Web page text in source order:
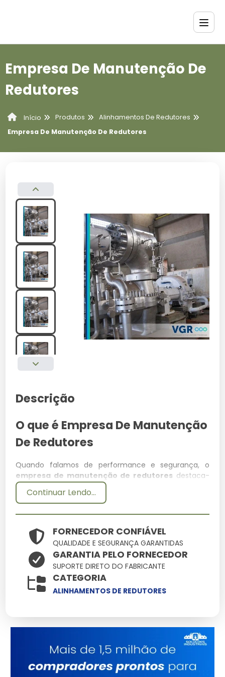
Empresa De Manutenção De
Redutores
Início Produtos
Alinhamentos De Redutores
Empresa De Manutenção De Redutores
Descrição
O que é Empresa De Manutenção
De Redutores
Quando falamos de performance e segurança, o
empresa de manutenção de redutores destaca-
se como um componente essencial na infraestrutura
moderna. Entender suas aplicações e diferenciais
para seus desafios cotidianos.
Especificações Técnicas
Atributo
Detalhes
Material
de alta densidade
Normas
com padrões de
segurança
Acabamento
Tratamento de
proteção UV
integrado
Continuar Lendo...
FORNECEDOR CONFIÁVEL
QUALIDADE E SEGURANÇA GARANTIDAS
GARANTIA PELO FORNECEDOR
SUPORTE DIRETO DO FABRICANTE
CATEGORIA
ALINHAMENTOS DE REDUTORES